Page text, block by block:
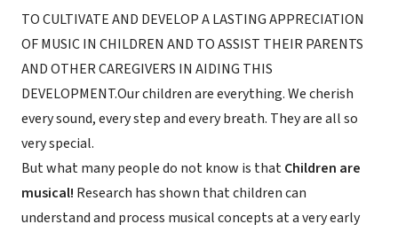
TO CULTIVATE AND DEVELOP A LASTING APPRECIATION
OF MUSIC IN CHILDREN AND TO ASSIST THEIR PARENTS
AND OTHER CAREGIVERS IN AIDING THIS
DEVELOPMENT.Our children are everything. We cherish
every sound, every step and every breath. They are all so
very special.
But what many people do not know is thatChildren are
musical! Research has shown that children can
understand and process musical concepts at a very early